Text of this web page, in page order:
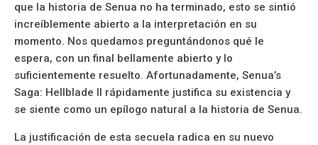
que la historia de Senua no ha terminado, esto se sintió
increíblemente abierto a la interpretación en su
momento. Nos quedamos preguntándonos qué le
espera, con un final bellamente abierto y lo
suficientemente resuelto. Afortunadamente, Senua’s
Saga: Hellblade II rápidamente justifica su existencia y
se siente como un epílogo natural a la historia de Senua.
La justificación de esta secuela radica en su nuevo